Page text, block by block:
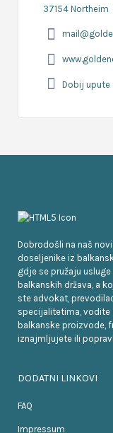
37154 Northeim
Dobij upute
Dobrodošli na naš
doseljenike iz
gdje se pružaju
balkanskih država, a
ste advokat,
specijalitetima,
balkanske proizvode,
iznajmljujete ili
DODATNI LINKOVI
FAQ
Impressum